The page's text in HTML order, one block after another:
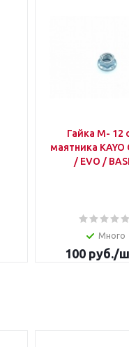
Гайка М- 12 оси
маятника KAYO
/ EVO /
Много
100 руб./